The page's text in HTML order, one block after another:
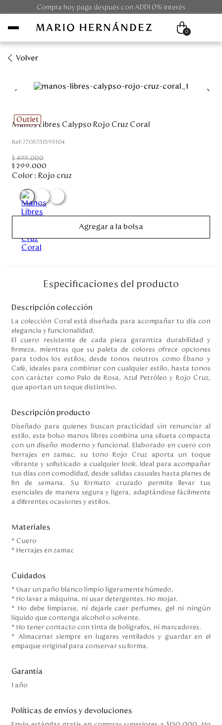
Compra hoy paga después con ADDI 0% interés
Unisex
Viaje
Colecciones
Outlet
Servicio al cliente
Nuestras Tiendas
Colombia
Costa Rica
USA
Venezuela
0
Volver
Outlet
Manos Libres Calypso Rojo Cruz Coral
:7705751595104
$ 499.000
$ 299.000
Color : Rojo cruz
Agregar a la bolsa
Especificaciones del producto
Descripción colección
La colección Coral está diseñada para acompañar tu día con
elegancia y funcionalidad.
El cuero resistente de cada pieza garantiza durabilidad y
firmeza, mientras que su paleta de colores ofrece opciones
para todos los estilos, desde tonos neutros como Ébano y
Café, ideales para combinar con cualquier estilo, hasta tonos
con carácter como Palo de Rosa, Azul Petróleo y Rojo Cruz,
que aportan un toque distintivo.
Descripción producto
Diseñado para quienes buscan practicidad sin renunciar al
estilo, este bolso manos libres combina una silueta compacta
con un diseño moderno y funcional. Elaborado en cuero con
herrajes en zamac, su tono Rojo Cruz aporta un toque
vibrante y sofisticado a cualquier look. Ideal para acompañar
tus días con comodidad, desde salidas casuales hasta planes de
fin de semana. Su formato cruzado permite llevar tus
esenciales de manera segura y ligera, adaptándose fácilmente
a diferentes ocasiones y estilos.
Materiales
* Cuero
* Herrajes en zamac
Cuidados
* Usar un paño blanco limpio ligeramente húmedo.
* No lavar a máquina, ni usar detergentes. No mojar.
* No debe limpiarse, ni dejarle caer perfumes, gel ni ningún
líquido que contenga alcohol o solvente.
* No tener contacto con tinta de bolígrafos, ni marcadores.
* Almacenar siempre en lugares ventilados y guardar en el
empaque original para conservar su forma.
Garantía
1 año
Políticas de envíos y devoluciones